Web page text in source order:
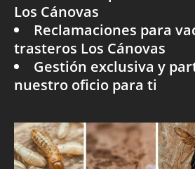
Los Cánovas
Reclamaciones para
trasteros Los Cánovas
Gestión exclusiva y
nuestro oficio para ti